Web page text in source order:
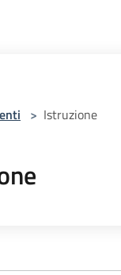
> Istruzione